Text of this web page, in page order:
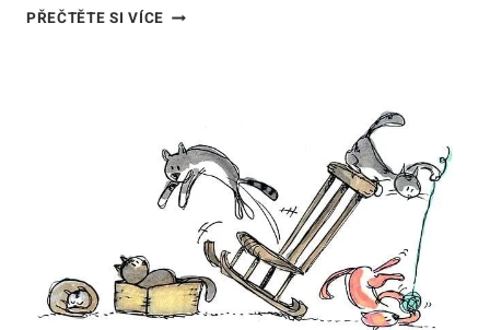
PŘEČTĚTE SI VÍCEJAK
KOČKY:
OSLNIVÁ
VŮNĚ
KOČIČÍ
TOALETU!